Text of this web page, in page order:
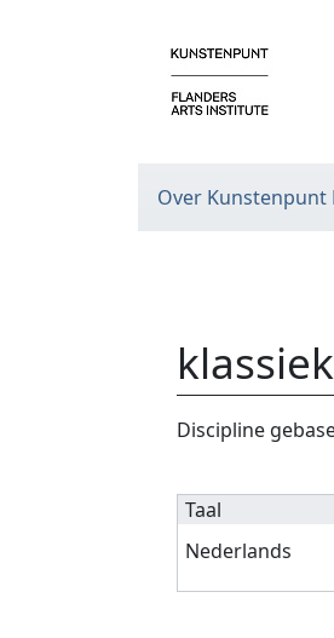
Over Kunstenpunt
Ga naar:
Discipline
Taal
Nederlands